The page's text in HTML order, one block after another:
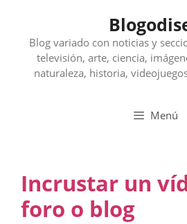
contenidoBlog variado con noticias y
televisión, arte, ciencia,
naturaleza, historia,
Menú
Incrustar un
foro o blog